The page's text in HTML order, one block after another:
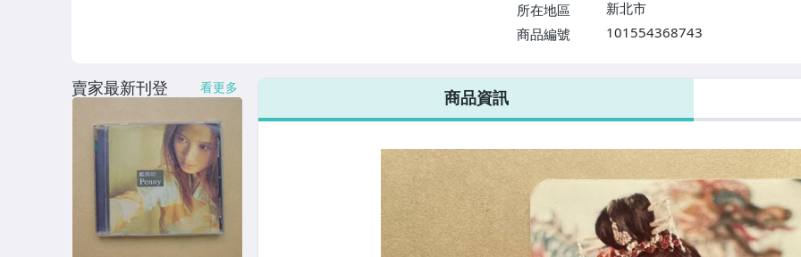
所在地區
新北市
商品編號
101554368743
商品資訊
賣家最新刊登 看更多